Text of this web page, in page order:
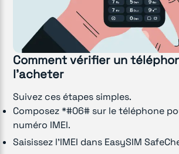
Comment vérifier un
l'acheter
Suivez ces étapes simples.
Composez *#06# sur le téléphone
numéro IMEI.
Saisissez l'IMEI dans EasySIM